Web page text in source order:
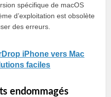
spécifique de macOS
d’exploitation est obsolète
des erreurs.
iPhone vers Mac
faciles
endommagés